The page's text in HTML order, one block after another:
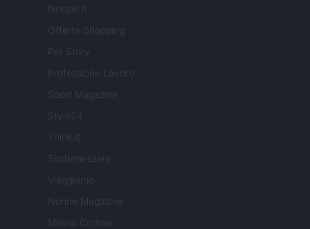
Notizie.it
Offerte Shopping
Pet Story
Professione Lavoro
Sport Magazine
Style24
Think.it
Tuobenessere
Viaggiamo
Nonne Magazine
Milano Cortina